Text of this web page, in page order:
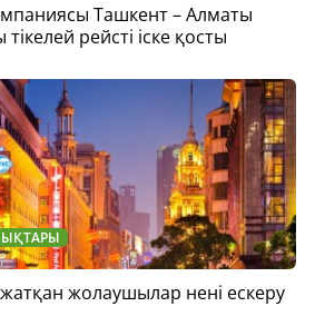
Ташкент – Алматы
рейсті іске қосты
жолаушылар нені ескеру